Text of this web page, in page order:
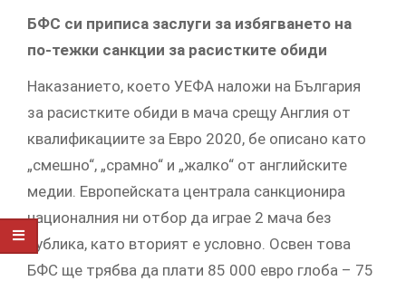
БФС си приписа заслуги за избягването на
по-тежки санкции за расистките обиди
Наказанието, което УЕФА наложи на България
за расистките обиди в мача срещу Англия от
квалификациите за Евро 2020, бе описано като
„смешно“, „срамно“ и „жалко“ от английските
медии. Европейската централа санкционира
националния ни отбор да играе 2 мача без
публика, като вторият е условно. Освен това
БФС ще трябва да плати 85 000 евро глоба – 75